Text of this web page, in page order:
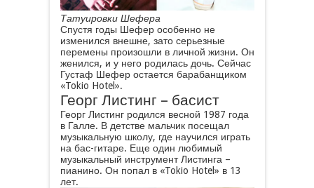
Татуировки Шефера
Спустя годы Шефер особенно не
изменился внешне, зато серьезные
перемены произошли в личной жизни. Он
женился, и у него родилась дочь. Сейчас
Густаф Шефер остается барабанщиком
«Tokio Hotel».
Георг Листинг – басист
Георг Листинг родился весной 1987 года
в Галле. В детстве мальчик посещал
музыкальную школу, где научился играть
на бас-гитаре. Еще один любимый
музыкальный инструмент Листинга –
пианино. Он попал в «Tokio Hotel» в 13
лет.